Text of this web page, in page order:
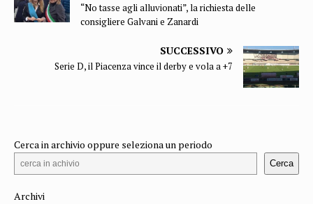
“No tasse agli alluvionati”, la richiesta delle
consigliere Galvani e Zanardi
SUCCESSIVO
Serie D, il Piacenza vince il derby e vola a +7
Cerca in archivio oppure seleziona un periodo
Cerca
Archivi